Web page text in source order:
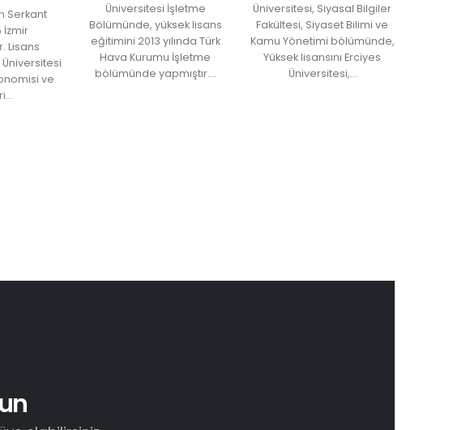
ve
Üniversitesi İşletme
Bölümünde, yüksek lisans
eğitimini 2013 yılında Türk
Hava Kurumu İşletme
bölümünde yapmıştır….
Üniversitesi, Siyasal Bilgiler
Fakültesi, Siyaset Bilimi ve
Kamu Yönetimi bölümünde,
Yüksek lisansını Erciyes
Üniversitesi,…